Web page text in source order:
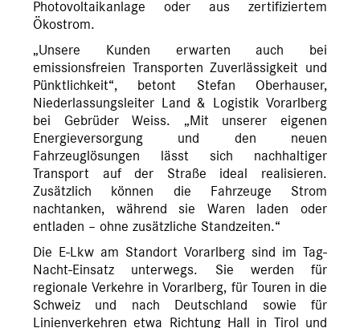
Photovoltaikanlage oder aus zertifiziertem
Ökostrom.
„Unsere Kunden erwarten auch bei
emissionsfreien Transporten Zuverlässigkeit und
Pünktlichkeit“, betont Stefan Oberhauser,
Niederlassungsleiter Land & Logistik Vorarlberg
bei Gebrüder Weiss. „Mit unserer eigenen
Energieversorgung und den neuen
Fahrzeuglösungen lässt sich nachhaltiger
Transport auf der Straße ideal realisieren.
Zusätzlich können die Fahrzeuge Strom
nachtanken, während sie Waren laden oder
entladen – ohne zusätzliche Standzeiten.“
Die E-Lkw am Standort Vorarlberg sind im Tag-
Nacht-Einsatz unterwegs. Sie werden für
regionale Verkehre in Vorarlberg, für Touren in die
Schweiz und nach Deutschland sowie für
Linienverkehren etwa Richtung Hall in Tirol und